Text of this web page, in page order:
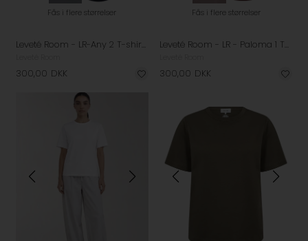
Fås i flere størrelser
Leveté Room - LR-Any 2 T-shirt - Dark Navy
300,00 DKK
Fås i flere størrelser
Leveté Room - LR - Paloma 1 T-shirt - Bitter Chocolate
300,00 DKK